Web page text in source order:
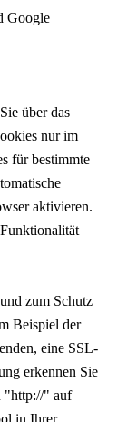
Google
über das
nur im
für bestimmte
aktivieren.
zum Schutz
Beispiel der
eine SSL-
erkennen Sie
"http://" auf